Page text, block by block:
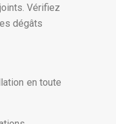
Vérifiez
dégâts
en toute